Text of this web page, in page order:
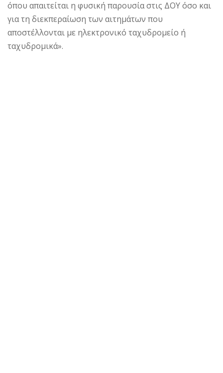
όπου απαιτείται η φυσική παρουσία στις ΔΟΥ όσο και
για τη διεκπεραίωση των αιτημάτων που
αποστέλλονται με ηλεκτρονικό ταχυδρομείο ή
ταχυδρομικά».